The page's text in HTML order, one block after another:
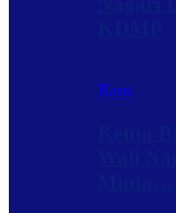
Baru